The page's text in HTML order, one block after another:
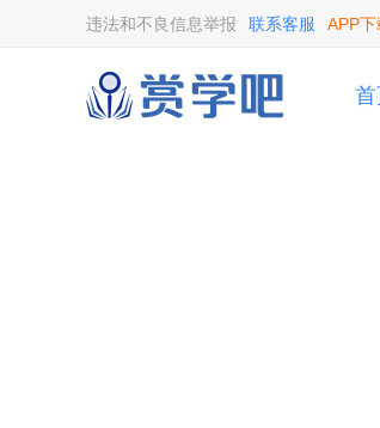
违法和不良信息举报 联系客服 APP下
首